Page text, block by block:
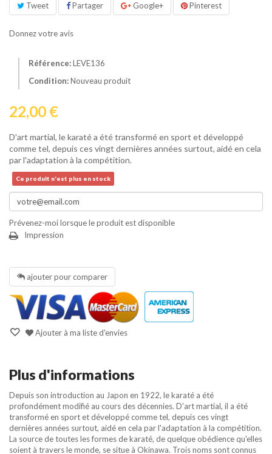
Tweet Partager Google+ Pinterest
Donnez votre avis
Référence:LEVE136
Condition:Nouveau produit
22,00 €
D'art martial, le karaté a été transformé en sport et développé
comme tel, depuis ces vingt dernières années surtout, aidé en cela
par l'adaptation à la compétition.
Ce produit n'est plus en stock
Prévenez-moi lorsque le produit est disponible
Impression
ajouter pour comparer
Ajouter à ma liste d'envies
Plus d'informations
Depuis son introduction au Japon en 1922, le karaté a été
profondément modifié au cours des décennies. D'art martial, il a été
transformé en sport et développé comme tel, depuis ces vingt
dernières années surtout, aidé en cela par l'adaptation à la compétition.
La source de toutes les formes de karaté, de quelque obédience qu'elles
soient à travers le monde, se situe à Okinawa. Trois noms sont connus